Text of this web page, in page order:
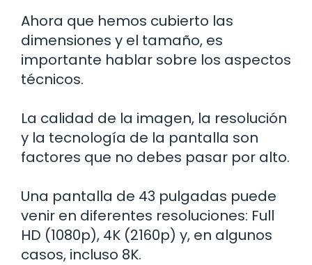
Ahora que hemos cubierto las
dimensiones y el tamaño, es
importante hablar sobre los aspectos
técnicos.
La calidad de la imagen, la resolución
y la tecnología de la pantalla son
factores que no debes pasar por alto.
Una pantalla de 43 pulgadas puede
venir en diferentes resoluciones: Full
HD (1080p), 4K (2160p) y, en algunos
casos, incluso 8K.